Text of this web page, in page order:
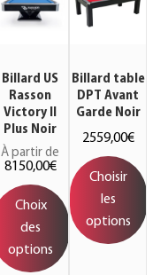
Billard US
Rasson
Victory II
Plus Noir
À partir de
8150,00€
Choix
des
options
Billard table
DPT Avant
Garde Noir
2559,00€
Choisir
les
options